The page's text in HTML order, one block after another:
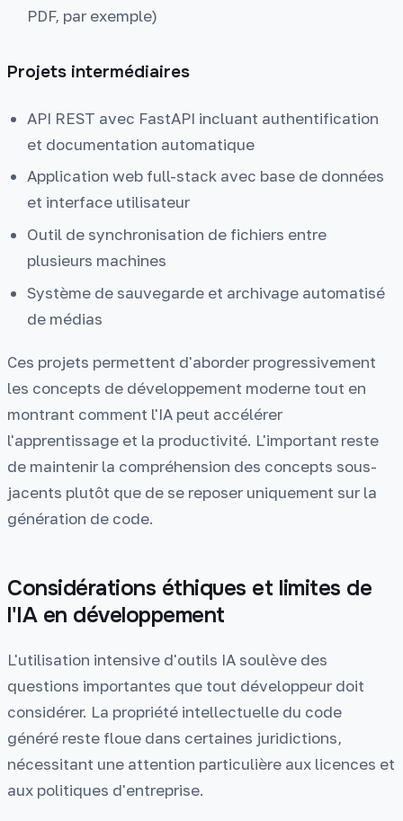
PDF, par exemple)
Projets intermédiaires
API REST avec FastAPI incluant authentification
et documentation automatique
Application web full-stack avec base de données
et interface utilisateur
Outil de synchronisation de fichiers entre
plusieurs machines
Système de sauvegarde et archivage automatisé
de médias
Ces projets permettent d'aborder progressivement
les concepts de développement moderne tout en
montrant comment l'IA peut accélérer
l'apprentissage et la productivité. L'important reste
de maintenir la compréhension des concepts sous-
jacents plutôt que de se reposer uniquement sur la
génération de code.
Considérations éthiques et limites de
l'IA en développement
L'utilisation intensive d'outils IA soulève des
questions importantes que tout développeur doit
considérer. La propriété intellectuelle du code
généré reste floue dans certaines juridictions,
nécessitant une attention particulière aux licences et
aux politiques d'entreprise.